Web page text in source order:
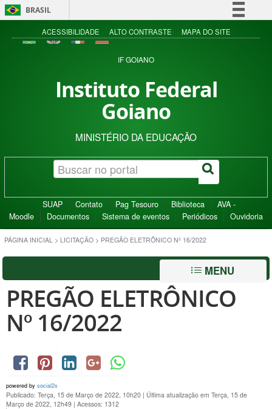
BRASIL
Simplifique!
Acesso à informação
ACESSIBILIDADE ALTO CONTRASTE MAPA DO SITE
IF GOIANO
Instituto Federal
Goiano
MINISTÉRIO DA EDUCAÇÃO
SUAP Contato Pag Tesouro Biblioteca
AVA -
Moodle
Documentos Sistema de eventos Periódicos Ouvidoria
PÁGINA INICIAL > LICITAÇÃO > PREGÃO ELETRÔNICO Nº 16/2022
MENU
PREGÃO ELETRÔNICO
Nº 16/2022
powered by social2s
Publicado: Terça, 15 de Março de 2022, 10h20 | Última atualização em Terça, 15 de
Março de 2022, 12h49 | Acessos: 1312